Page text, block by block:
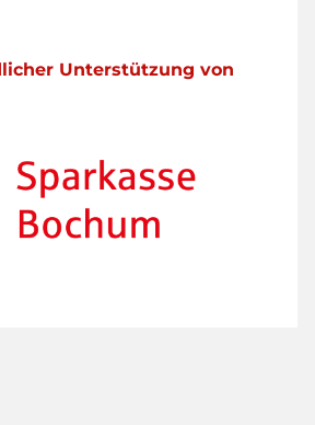
Unterstützung von